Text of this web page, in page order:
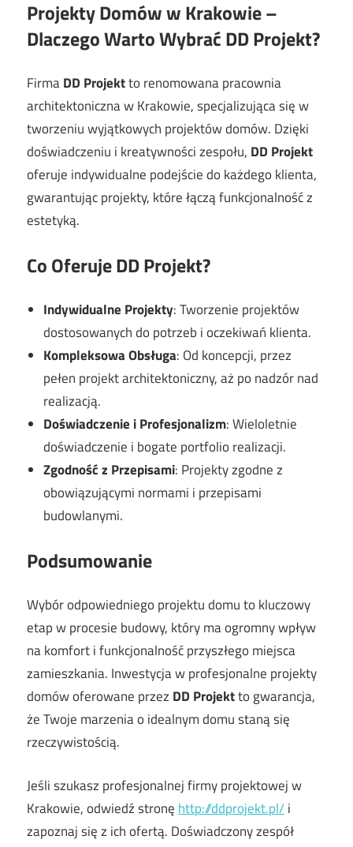
Projekty Domów w Krakowie –
Dlaczego Warto Wybrać DD Projekt?
FirmaDD Projektto renomowana pracownia
architektoniczna w Krakowie, specjalizująca się w
tworzeniu wyjątkowych projektów domów. Dzięki
doświadczeniu i kreatywności zespołu, DD Projekt
oferuje indywidualne podejście do każdego klienta,
gwarantując projekty, które łączą funkcjonalność z
estetyką.
Co Oferuje DD Projekt?
Indywidualne Projekty: Tworzenie projektów
dostosowanych do potrzeb i oczekiwań klienta.
Kompleksowa Obsługa: Od koncepcji, przez
pełen projekt architektoniczny, aż po nadzór nad
realizacją.
Doświadczenie i Profesjonalizm: Wieloletnie
doświadczenie i bogate portfolio realizacji.
Zgodność z Przepisami: Projekty zgodne z
obowiązującymi normami i przepisami
budowlanymi.
Podsumowanie
Wybór odpowiedniego projektu domu to kluczowy
etap w procesie budowy, który ma ogromny wpływ
na komfort i funkcjonalność przyszłego miejsca
zamieszkania. Inwestycja w profesjonalne projekty
domów oferowane przez DD Projektto gwarancja,
że Twoje marzenia o idealnym domu staną się
rzeczywistością.
Jeśli szukasz profesjonalnej firmy projektowej w
Krakowie, odwiedź stronę http://ddprojekt.pl/i
zapoznaj się z ich ofertą. Doświadczony zespół